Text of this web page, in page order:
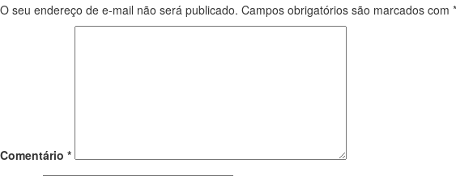
O seu endereço de e-mail não será publicado. Campos obrigatórios são marcados com *
Comentário *